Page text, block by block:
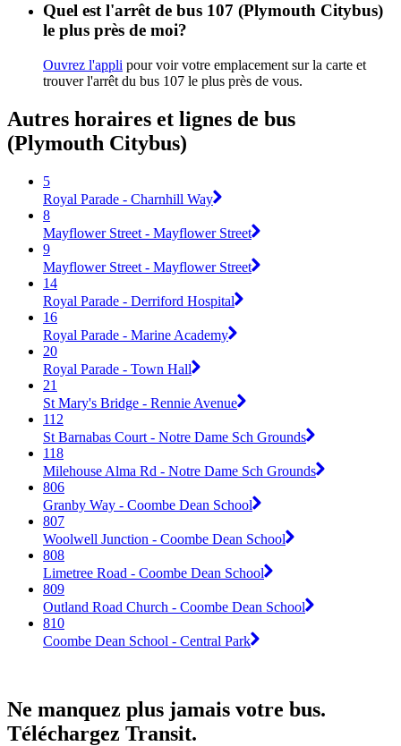
Quel est l'arrêt de bus 107 (Plymouth Citybus)
le plus près de moi?
Ouvrez l'appli pour voir votre emplacement sur la carte et
trouver l'arrêt du bus 107 le plus près de vous.
Autres horaires et lignes de bus
(Plymouth Citybus)
5
Royal Parade - Charnhill Way
8
Mayflower Street - Mayflower Street
9
Mayflower Street - Mayflower Street
14
Royal Parade - Derriford Hospital
16
Royal Parade - Marine Academy
20
Royal Parade - Town Hall
21
St Mary's Bridge - Rennie Avenue
112
St Barnabas Court - Notre Dame Sch Grounds
118
Milehouse Alma Rd - Notre Dame Sch Grounds
806
Granby Way - Coombe Dean School
807
Woolwell Junction - Coombe Dean School
808
Limetree Road - Coombe Dean School
809
Outland Road Church - Coombe Dean School
810
Coombe Dean School - Central Park
Ne manquez plus jamais votre bus.
Téléchargez Transit.